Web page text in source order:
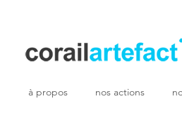
à propos nos actions